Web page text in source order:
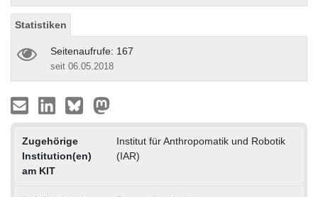
Statistiken
Seitenaufrufe: 167
seit 06.05.2018
Zugehörige
Institution(en)
am KIT
Institut für Anthropomatik und Robotik
(IAR)